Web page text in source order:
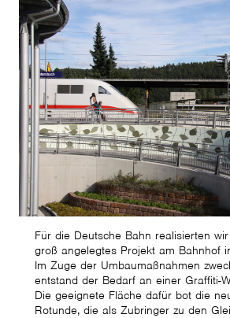
Für die Deutsche Bahn realisierten
groß angelegtes Projekt am Bahnhof
Im Zuge der Umbaumaßnahmen
entstand der Bedarf an einer Graffiti-
Die geeignete Fläche dafür bot die
Rotunde, die als Zubringer zu den